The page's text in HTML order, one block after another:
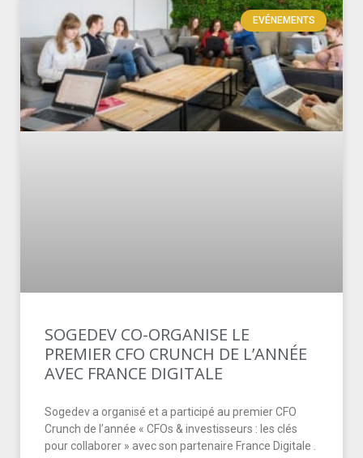
EVÉNEMENTS
SOGEDEV CO-ORGANISE LE
PREMIER CFO CRUNCH DE L’ANNÉE
AVEC FRANCE DIGITALE
Sogedev a organisé et a participé au premier CFO
Crunch de l’année « CFOs & investisseurs : les clés
pour collaborer » avec son partenaire France Digitale .